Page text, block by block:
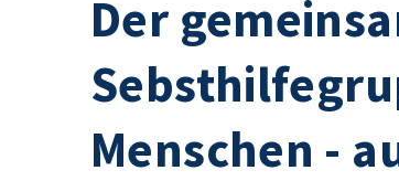
Der
Menschen -